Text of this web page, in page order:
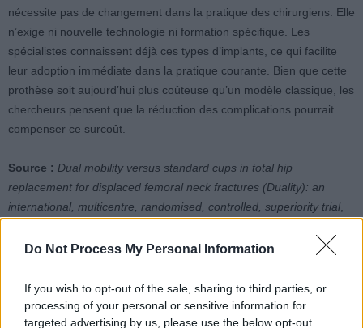
Do Not Process My Personal Information
If you wish to opt-out of the sale, sharing to third parties, or
processing of your personal or sensitive information for
targeted advertising by us, please use the below opt-out
nécessite pas de changement dans la pratique des chirurgiens. Elle
n’exige ni nouvelle technologie ni formation spécifique. Les
spécialistes connaissent déjà ces types d’implants, ce qui facilite
leur adoption immédiate dans la pratique courante. Bien que cette
prothèse soit aujourd’hui plus coûteuse qu’un modèle classique, les
chercheurs pensent que la réduction des complications pourrait
compenser ce surcoût.
Source : Dual mobility versus standard cups in total hip
replacement for displaced femoral neck fractures (Duality): an
international, multicentre, randomised, controlled, superiority trial